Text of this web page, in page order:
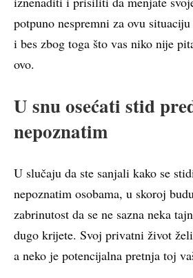
potpuno nespremni za ovu
i bes zbog toga što vas niko nije
ovo.
U snu osećati stid
nepoznatim
U slučaju da ste sanjali kako se
nepoznatim osobama, u skoroj
zabrinutost da se ne sazna neka
dugo krijete. Svoj privatni život
a neko je potencijalna pretnja toj